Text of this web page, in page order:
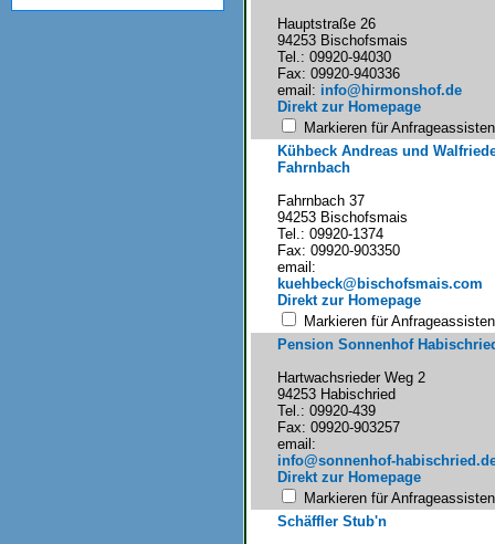
Hauptstraße 26
94253 Bischofsmais
Tel.: 09920-94030
Fax: 09920-940336
email: info@hirmonshof.de
Direkt zur Homepage
Markieren für
Kühbeck Andreas und
Fahrnbach
Fahrnbach 37
94253 Bischofsmais
Tel.: 09920-1374
Fax: 09920-903350
email:
kuehbeck@bischofsmais.com
Direkt zur Homepage
Markieren für
Pension Sonnenhof
Hartwachsrieder Weg 2
94253 Habischried
Tel.: 09920-439
Fax: 09920-903257
email:
info@sonnenhof-
Direkt zur Homepage
Markieren für
Schäffler Stub'n